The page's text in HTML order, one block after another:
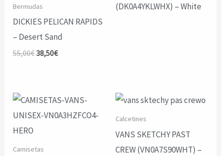
Bermudas
DICKIES PELICAN RAPIDS
– Desert Sand
55,00€El
38,50€El
(DK0A4YKLWHX) – White
Camisetas
Calcetines
VANS SKETCHY PAST
CREW (VN0A7S90WHT) –